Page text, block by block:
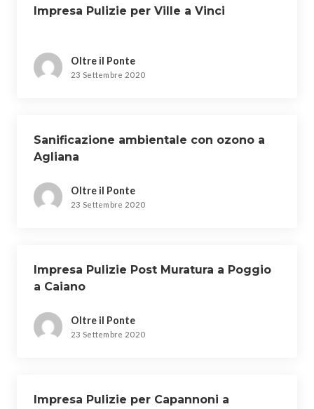
Impresa Pulizie per Ville a Vinci
Oltre il Ponte
23 Settembre 2020
Sanificazione ambientale con ozono a
Agliana
Oltre il Ponte
23 Settembre 2020
Impresa Pulizie Post Muratura a Poggio
a Caiano
Oltre il Ponte
23 Settembre 2020
Impresa Pulizie per Capannoni a